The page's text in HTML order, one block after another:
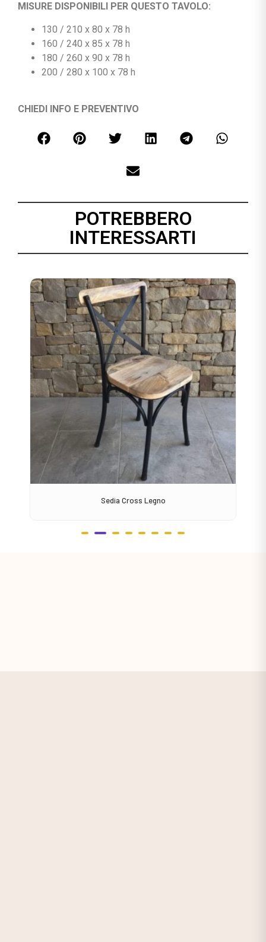
MISURE DISPONIBILI PER QUESTO TAVOLO:
130 / 210 x 80 x 78 h
160 / 240 x 85 x 78 h
180 / 260 x 90 x 78 h
200 / 280 x 100 x 78 h
CHIEDI INFO E PREVENTIVO
POTREBBERO
INTERESSARTI
Sedia Cross Legno